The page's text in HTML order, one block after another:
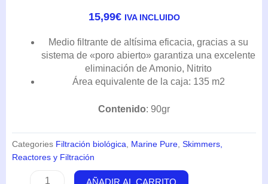
15,99€ IVA INCLUIDO
Medio filtrante de altísima eficacia, gracias a su
sistema de «poro abierto» garantiza una excelente
eliminación de Amonio, Nitrito
Área equivalente de la caja: 135 m2
Contenido: 90gr
Categories Filtración biológica Marine Pure Skimmers,
Reactores y Filtración
Marine